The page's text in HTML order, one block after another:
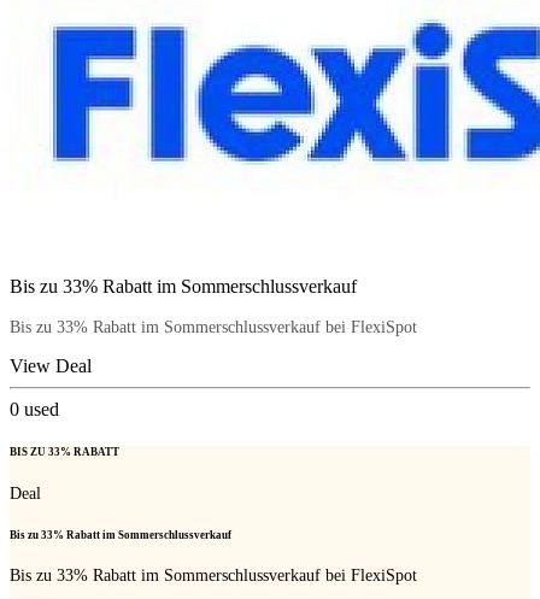
Bis zu 33% Rabatt im Sommerschlussverkauf
Bis zu 33% Rabatt im Sommerschlussverkauf bei FlexiSpot
View Deal
0 used
BIS ZU 33% RABATT
Deal
Bis zu 33% Rabatt im Sommerschlussverkauf
Bis zu 33% Rabatt im Sommerschlussverkauf bei FlexiSpot